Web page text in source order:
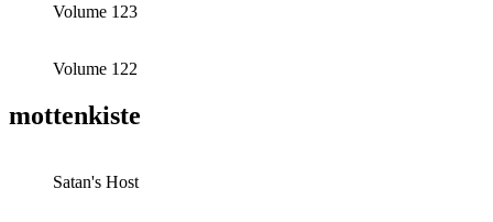
Volume 123
Volume 122
mottenkiste
Satan's Host